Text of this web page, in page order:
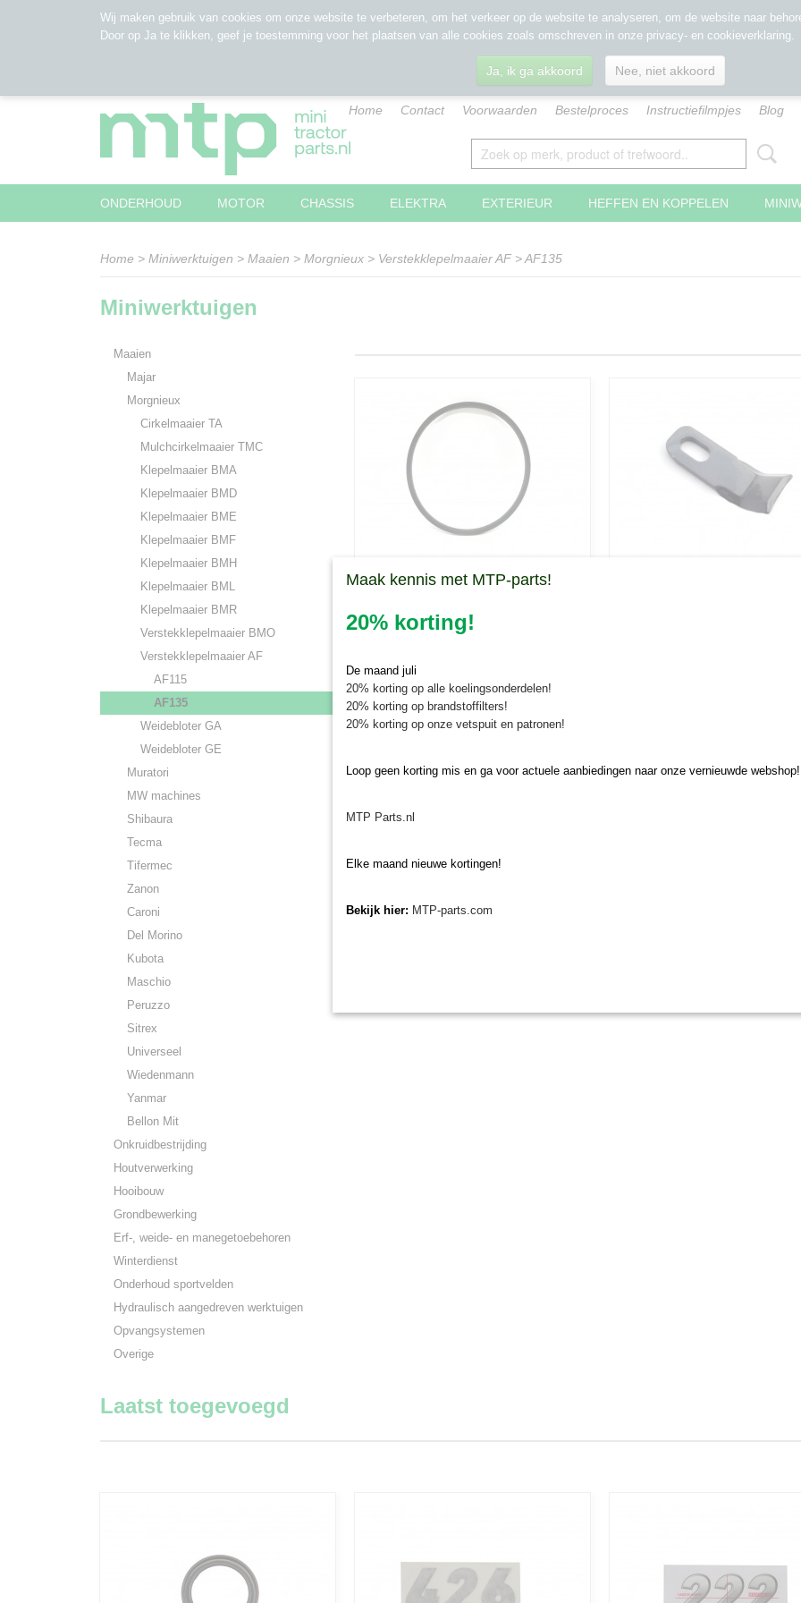
Home Contact Voorwaarden Bestelproces Instructiefilmpjes Blog
ONDERHOUD MOTOR CHASSIS ELEKTRA EXTERIEUR HEFFEN EN KOPPELEN
Home > Miniwerktuigen > Maaien > Morgnieux > Verstekklepelmaaier AF >AF135
Miniwerktuigen
Maaien
Majar
Morgnieux
Cirkelmaaier TA
Mulchcirkelmaaier TMC
Klepelmaaier BMA
Klepelmaaier BMD
Klepelmaaier BME
Klepelmaaier BMF
Klepelmaaier BMH
Klepelmaaier BML
Klepelmaaier BMR
Verstekklepelmaaier BMO
Verstekklepelmaaier AF
AF115
AF135
Weidebloter GA
Weidebloter GE
Muratori
MW machines
Shibaura
Tecma
Tifermec
Zanon
Caroni
Del Morino
Kubota
Maschio
Peruzzo
Sitrex
Universeel
Wiedenmann
Yanmar
Bellon Mit
Onkruidbestrijding
Houtverwerking
Hooibouw
Grondbewerking
Erf-, weide- en manegetoebehoren
Winterdienst
Onderhoud sportvelden
Hydraulisch aangedreven werktuigen
Opvangsystemen
Overige
V-snaar Morgnieux BMA / AF
V-snaar voor de…
Laatst toegevoegd
Wij maken gebruik van cookies om onze website te verbeteren, om het verkeer op de website te analyseren, om de website naar
Door op Ja te klikken, geef je toestemming voor het plaatsen van alle cookies zoals omschreven in onze privacy- en cookieverklaring.
Ja, ik ga akkoord Nee, niet akkoord
Maak kennis met MTP-parts!
20% korting!
De maand juli
20% korting op alle koelingsonderdelen!
20% korting op brandstoffilters!
20% korting op onze vetspuit en patronen!
Loop geen korting mis en ga voor actuele aanbiedingen naar onze vernieuwde webshop!
MTP Parts.nl
Elke maand nieuwe kortingen!
Bekijk hier: MTP-parts.com